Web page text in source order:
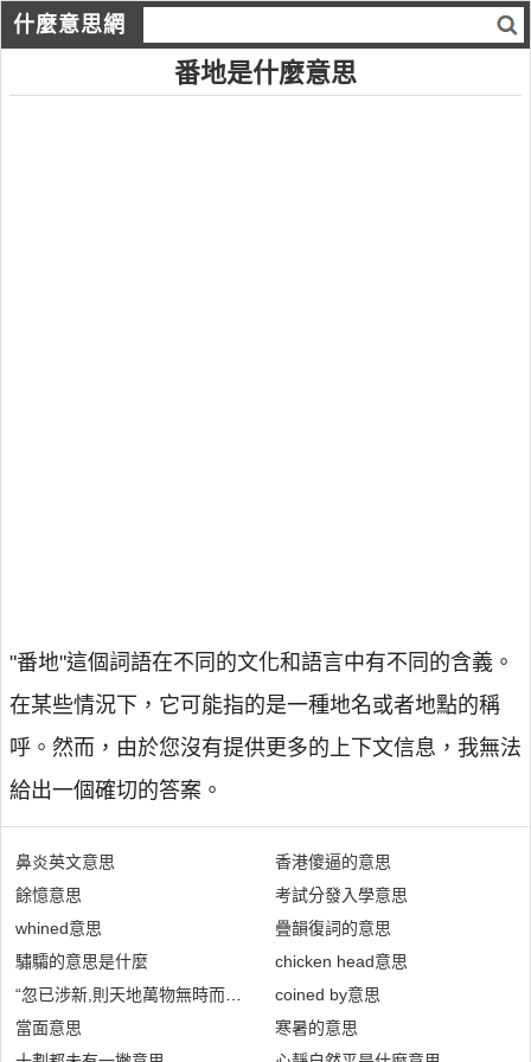
什麼意思網
番地是什麼意思
"番地"這個詞語在不同的文化和語言中有不同的含義。
在某些情況下，它可能指的是一種地名或者地點的稱
呼。然而，由於您沒有提供更多的上下文信息，我無法
給出一個確切的答案。
鼻炎英文意思
餘憶意思
whined意思
驌驦的意思是什麼
“忽已涉新,則天地萬物無時而不移也”是什麼意思
當面意思
香港傻逼的意思
考試分發入學意思
疊韻復詞的意思
chicken head意思
coined by意思
寒暑的意思